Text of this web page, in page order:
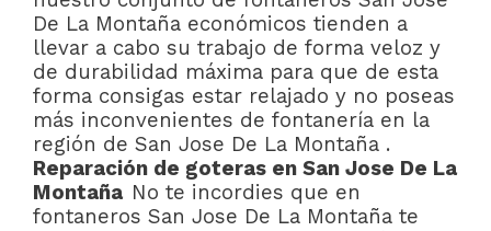
De La Montaña económicos tienden a
llevar a cabo su trabajo de forma veloz y
de durabilidad máxima para que de esta
forma consigas estar relajado y no poseas
más inconvenientes de fontanería en la
región de San Jose De La Montaña .
Reparación de goteras en San Jose De La
Montaña No te incordies que en
fontaneros San Jose De La Montaña te